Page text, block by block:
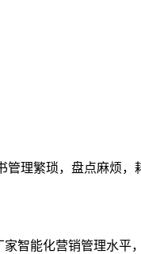
理繁琐，盘点麻烦，
智能化营销管理水平